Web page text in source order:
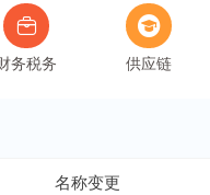
务税务 供应链
名称变更